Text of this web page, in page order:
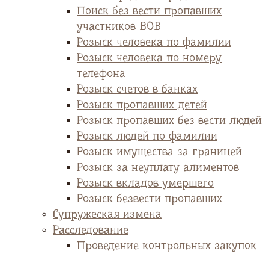
Поиск без вести пропавших
участников ВОВ
Розыск человека по фамилии
Розыск человека по номеру
телефона
Розыск счетов в банках
Розыск пропавших детей
Розыск пропавших без вести людей
Розыск людей по фамилии
Розыск имущества за границей
Розыск за неуплату алиментов
Розыск вкладов умершего
Розыск безвести пропавших
Супружеская измена
Расследование
Проведение контрольных закупок